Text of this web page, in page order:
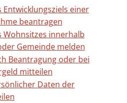
Entwicklungsziels einer
beantragen
Wohnsitzes innerhalb
Gemeinde melden
Beantragung oder bei
mitteilen
Daten der